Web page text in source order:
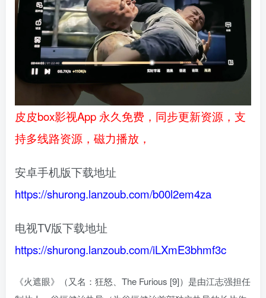
皮皮box影视App 永久免费，同步更新资源，支
持多线路资源，磁力播放，
安卓手机版下载地址
https://shurong.lanzoub.com/b00l2em4za
电视TV版下载地址
https://shurong.lanzoub.com/iLXmE3bhmf3c
《火遮眼》（又名：狂怒、The Furious [9]）是由江志强担任